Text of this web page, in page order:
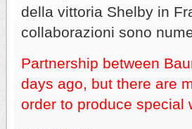
della vittoria Shelby in
collaborazioni sono
Partnership between
days ago, but there are
order to produce special